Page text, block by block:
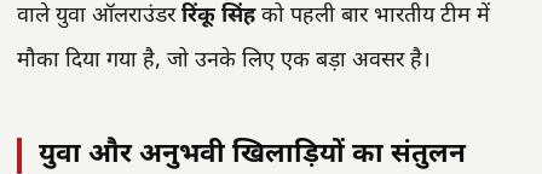
वाले युवा ऑलराउंडररिंकू सिंहको पहली बार भारतीय टीम में
मौका दिया गया है, जो उनके लिए एक बड़ा अवसर है।
युवा और अनुभवी खिलाड़ियों का संतुलन